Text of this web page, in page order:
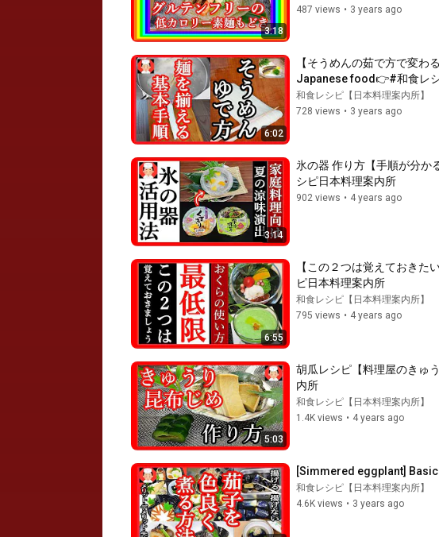
3:18
487 views • 3 years ago
6:02
【そうめんの茹で方で変わ
Japanese food👉#和食レ
和食レシピ【日本料理案内所】
728 views • 3 years ago
3:14
氷の器 作り方【手順が分
シピ日本料理案内所
902 views • 4 years ago
6:55
【この２つは覚えておき
ピ日本料理案内所
和食レシピ【日本料理案内所】
795 views • 4 years ago
5:03
胡瓜レシピ【料理屋のきゅ
内所
和食レシピ【日本料理案内所】
1.4K views • 4 years ago
[Simmered eggplant]
和食レシピ【日本料理案内所】
4.6K views • 3 years ago